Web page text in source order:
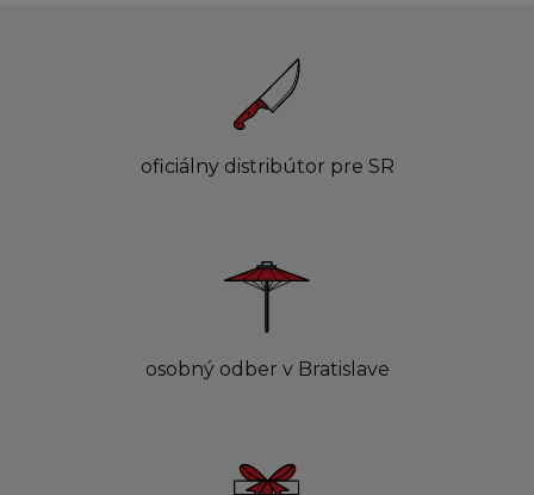
oficiálny distribútor pre SR
osobný odber v Bratislave